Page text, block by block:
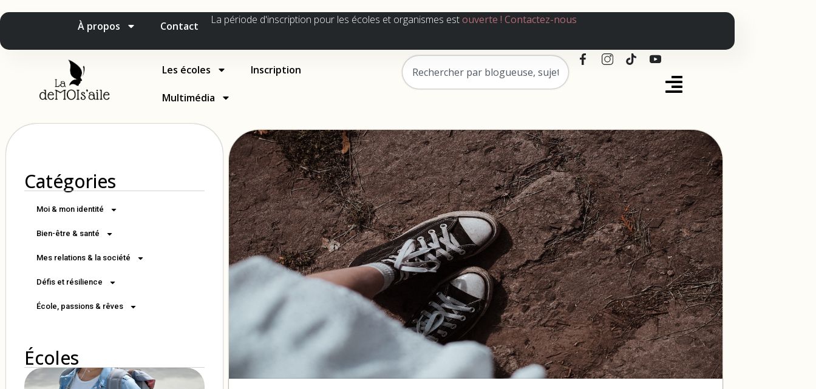
À propos Contact La période d'inscription pour les écoles et organismes estouverte ! Contactez-nous
Les écoles Inscription
Multimédia
Catégories
Moi & mon identité
Bien-être & santé
Mes relations & la société
Défis et résilience
École, passions & rêves
Écoles